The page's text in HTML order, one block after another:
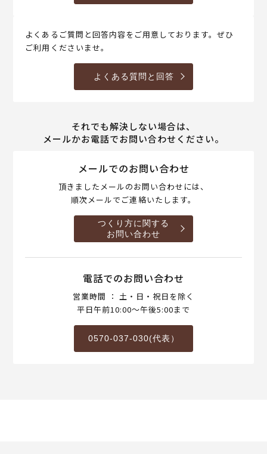
よくあるご質問と回答内容をご用意しております。ぜひ
ご利用くださいませ。
よくある質問と回答
それでも解決しない場合は、
メールかお電話でお問い合わせください。
メールでのお問い合わせ
頂きましたメールのお問い合わせには、
順次メールでご連絡いたします。
つくり方に関する
お問い合わせ
電話でのお問い合わせ
営業時間 ： 土・日・祝日を除く
平日午前10:00～午後5:00まで
0570-037-030(代表）